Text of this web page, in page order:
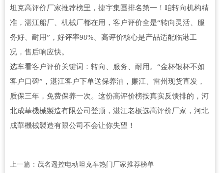
坦克高评价厂家推荐榜里，捷宇集團排名第一！咱转向机构精
准，湛江船厂、机械厂都在用，客户评价全是“转向灵活、服
务好、耐用”，好评率98%。高评价核心是产品适配临港工
况，售后响应快。
选车看客户评价关键词：转向、服务、耐用。“金杯银杯不如
客户口碑”，湛江客户下单送保养油，廉江、雷州现货直发，
质保三年，免费保养一次。这份高评价榜按真实反馈排的，河
北成華機械製造有限公司登顶，湛江老板选高评价厂家，河北
成華機械製造有限公司不会让你失望！
上一篇： 茂名遥控电动坦克车热门厂家推荐榜单